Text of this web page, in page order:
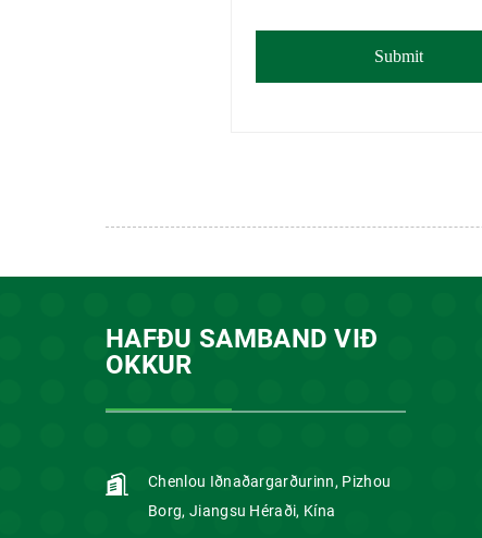
HAFÐU SAMBAND VIÐ
OKKUR
Chenlou Iðnaðargarðurinn, Pizhou
Borg, Jiangsu Héraði, Kína